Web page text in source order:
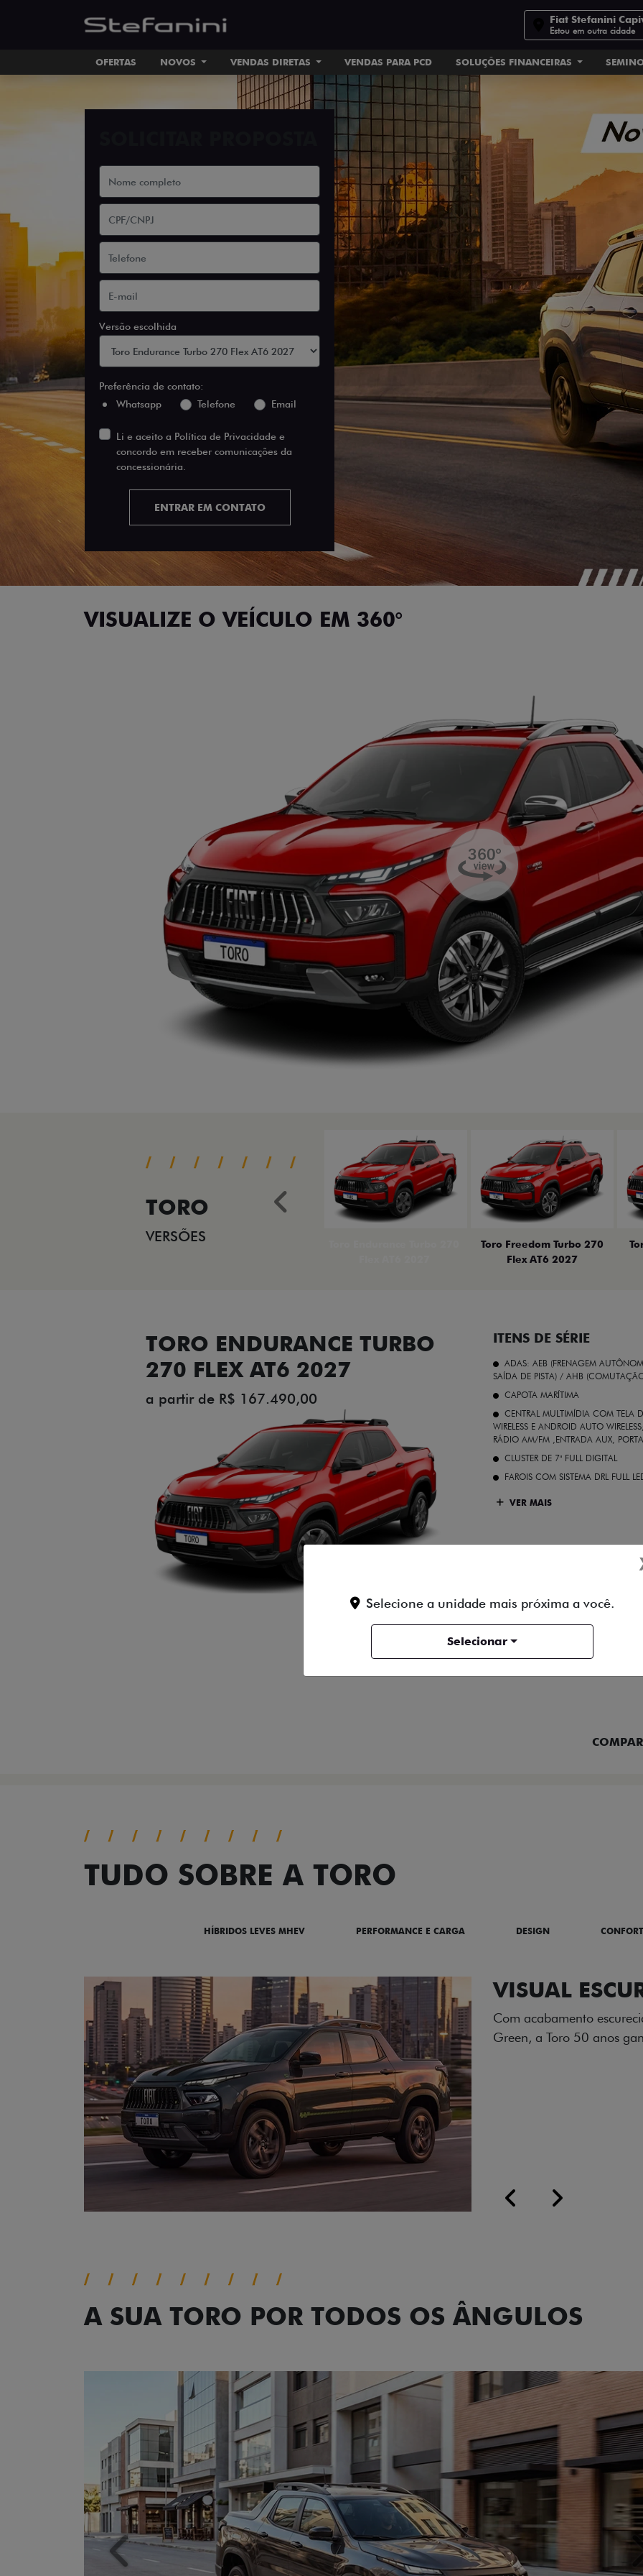
Fiat Stefanini
Estou em outra cidade
OFERTAS NOVOS VENDAS DIRETAS VENDAS PARA PCD SOLUÇÕES FINANCEIRAS
Versão escolhida
Preferência de contato:
Whatsapp
Telefone Email
Li e aceito a Política de Privacidade e
concordo em receber comunicações da
concessionária.
ENTRAR EM CONTATO
VISUALIZE O VEÍCULO EM 360°
TORO
VERSÕES
Toro Freedom Turbo 270
Flex AT6 2027
Anterior
TORO ENDURANCE TURBO
270 FLEX AT6 2027
a partir de R$ 167.490,00
ITENS DE SÉRIE
ADAS: AEB (FRENAGEM
SAÍDA DE PISTA) / AHB
CAPOTA MARÍTIMA
CENTRAL MULTIMÍDIA COM TELA
WIRELESS E ANDROID AUTO
RÁDIO AM/FM ,ENTRADA AUX,
CLUSTER DE 7" FULL DIGITAL
FAROIS COM SISTEMA DRL FULL
VER MAIS
FICHA TÉCNICA
TUDO SOBRE A TORO
HÍBRIDOS LEVES MHEV PERFORMANCE E CARGA DESIGN
ADESIVOS
Os adesivos aplicados no
única dessa edição para
PreviousNext
A SUA TORO POR TODOS OS ÂNGULOS
Anterior
Selecione a unidade mais próxima a você.
Selecionar